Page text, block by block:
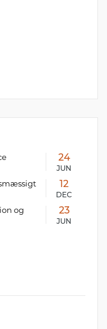
24
JUN
12
DEC
og
23
JUN